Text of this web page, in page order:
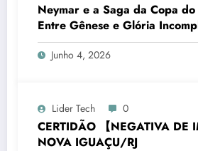
Neymar e a Saga da Copa
Entre Gênese e Glória
Junho 4, 2026
Lider Tech 0
CERTIDÃO 【NEGATIVA DE
NOVA IGUAÇU/RJ